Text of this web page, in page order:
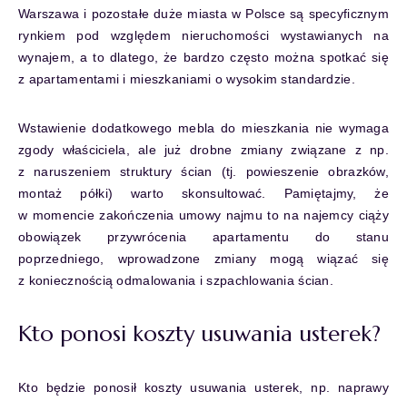
Warszawa i pozostałe duże miasta w Polsce są specyficznym
rynkiem pod względem nieruchomości wystawianych na
wynajem, a to dlatego, że bardzo często można spotkać się
z apartamentami i mieszkaniami o wysokim standardzie.
Wstawienie dodatkowego mebla do mieszkania nie wymaga
zgody właściciela, ale już drobne zmiany związane z np.
z naruszeniem struktury ścian (tj. powieszenie obrazków,
montaż półki) warto skonsultować. Pamiętajmy, że
w momencie zakończenia umowy najmu to na najemcy ciąży
obowiązek przywrócenia apartamentu do stanu
poprzedniego, wprowadzone zmiany mogą wiązać się
z koniecznością odmalowania i szpachlowania ścian.
Kto ponosi koszty usuwania usterek?
Kto będzie ponosił koszty usuwania usterek, np. naprawy